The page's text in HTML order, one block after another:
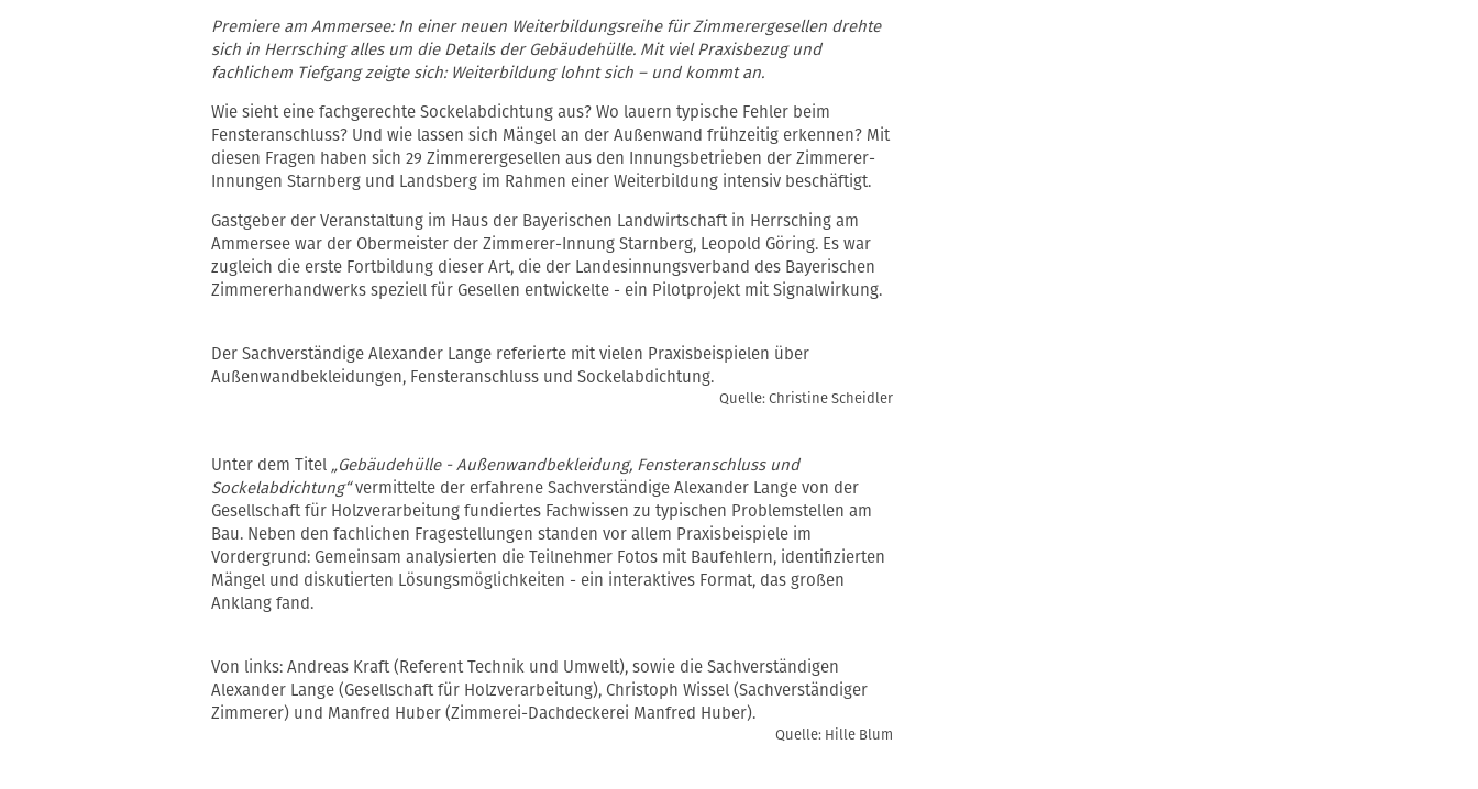
Premiere am Ammersee: In einer neuen Weiterbildungsreihe für Zimmerergesellen drehte
sich in Herrsching alles um die Details der Gebäudehülle. Mit viel Praxisbezug und
fachlichem Tiefgang zeigte sich: Weiterbildung lohnt sich – und kommt an.
Wie sieht eine fachgerechte Sockelabdichtung aus? Wo lauern typische Fehler beim
Fensteranschluss? Und wie lassen sich Mängel an der Außenwand frühzeitig erkennen? Mit
diesen Fragen haben sich 29 Zimmerergesellen aus den Innungsbetrieben der Zimmerer-
Innungen Starnberg und Landsberg im Rahmen einer Weiterbildung intensiv beschäftigt.
Gastgeber der Veranstaltung im Haus der Bayerischen Landwirtschaft in Herrsching am
Ammersee war der Obermeister der Zimmerer-Innung Starnberg, Leopold Göring. Es war
zugleich die erste Fortbildung dieser Art, die der Landesinnungsverband des Bayerischen
Zimmererhandwerks speziell für Gesellen entwickelte - ein Pilotprojekt mit Signalwirkung.
Der Sachverständige Alexander Lange referierte mit vielen Praxisbeispielen über
Außenwandbekleidungen, Fensteranschluss und Sockelabdichtung.
Quelle: Christine Scheidler
Unter dem Titel „Gebäudehülle - Außenwandbekleidung, Fensteranschluss und
Sockelabdichtung“vermittelte der erfahrene Sachverständige Alexander Lange von der
Gesellschaft für Holzverarbeitung fundiertes Fachwissen zu typischen Problemstellen am
Bau. Neben den fachlichen Fragestellungen standen vor allem Praxisbeispiele im
Vordergrund: Gemeinsam analysierten die Teilnehmer Fotos mit Baufehlern, identifizierten
Mängel und diskutierten Lösungsmöglichkeiten - ein interaktives Format, das großen
Anklang fand.
Von links: Andreas Kraft (Referent Technik und Umwelt), sowie die Sachverständigen
Alexander Lange (Gesellschaft für Holzverarbeitung), Christoph Wissel (Sachverständiger
Zimmerer) und Manfred Huber (Zimmerei-Dachdeckerei Manfred Huber).
Quelle: Hille Blum